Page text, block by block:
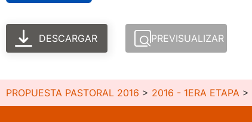
DESCARGAR PREVISUALIZAR
PROPUESTA PASTORAL 2016 > 2016 - 1ERA ETAPA >